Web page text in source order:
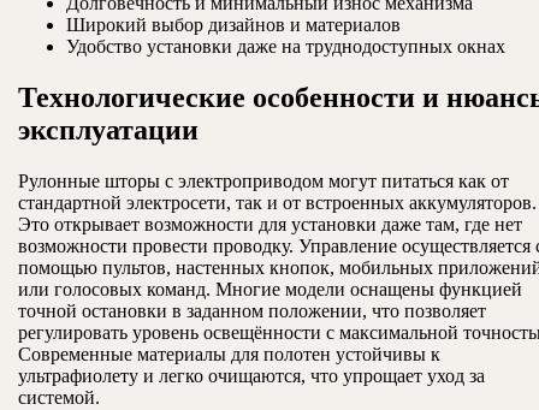
Широкий выбор дизайнов и материалов
Удобство установки даже на труднодоступных окнах
Технологические особенности и
эксплуатации
Рулонные шторы с электроприводом могут питаться как от
стандартной электросети, так и от встроенных аккумуляторов.
Это открывает возможности для установки даже там, где нет
возможности провести проводку. Управление осуществляется
помощью пультов, настенных кнопок, мобильных
или голосовых команд. Многие модели оснащены функцией
точной остановки в заданном положении, что позволяет
регулировать уровень освещённости с максимальной
Современные материалы для полотен устойчивы к
ультрафиолету и легко очищаются, что упрощает уход за
системой.